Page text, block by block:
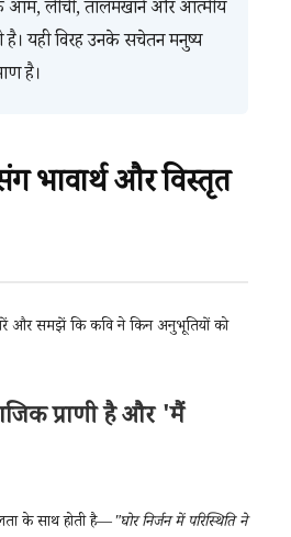
लीची, तालमखाने और आत्मीय
यही विरह उनके सचेतन मनुष्य
है।
भावार्थ और विस्तृत
और समझें कि कवि ने किन अनुभूतियों को
प्राणी है और 'मैं
के साथ होती है—"घोर निर्जन में परिस्थिति ने